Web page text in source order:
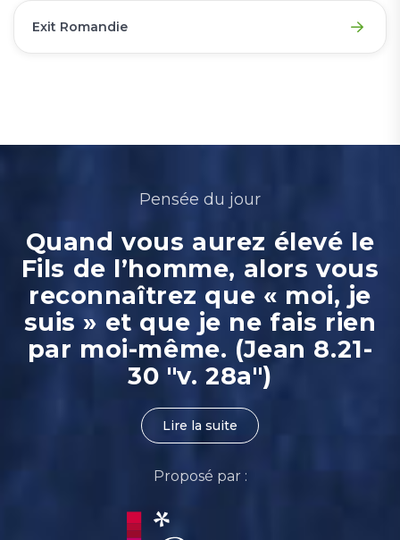
Exit Romandie
Pensée du jour
Quand vous aurez élevé le
Fils de l’homme, alors vous
reconnaîtrez que « moi, je
suis » et que je ne fais rien
par moi-même. (Jean 8.21-
30 "v. 28a")
Lire la suite
Proposé par :